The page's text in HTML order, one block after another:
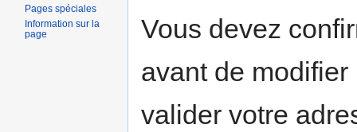
Vous devez
avant de
valider votre
Pages spéciales
Information sur la
page